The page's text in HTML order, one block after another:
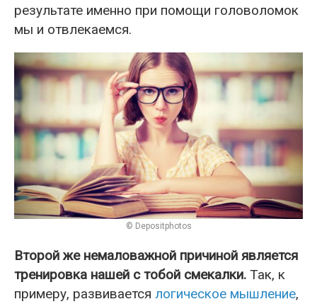
результате именно при помощи головоломок
мы и отвлекаемся.
© Depositphotos
Второй же немаловажной причиной является
тренировка нашей с тобой смекалки. Так, к
примеру, развивается логическое мышление,